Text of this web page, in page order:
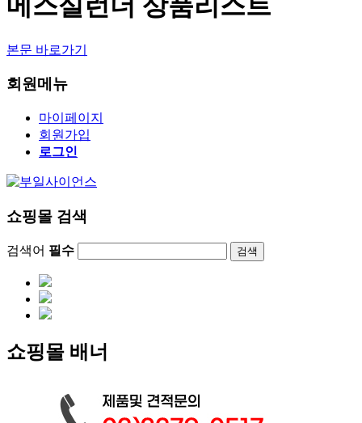
본문 바로가기
회원메뉴
마이페이지
회원가입
로그인
쇼핑몰 검색
검색어 필수 검색
쇼핑몰 배너